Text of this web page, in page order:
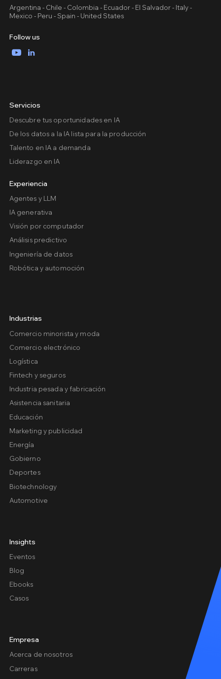
Argentina - Chile - Colombia - Ecuador - El Salvador - Italy -
Mexico - Peru - Spain - United States
Follow us
YouTubeLinkedIn
Servicios
Descubre tus oportunidades en IA
De los datos a la IA lista para la producción
Talento en IA a demanda
Liderazgo en IA
Experiencia
Agentes y LLM
IA generativa
Visión por computador
Análisis predictivo
Ingeniería de datos
Robótica y automoción
Industrias
Comercio minorista y moda
Comercio electrónico
Logística
Fintech y seguros
Industria pesada y fabricación
Asistencia sanitaria
Educación
Marketing y publicidad
Energía
Gobierno
Deportes
Biotechnology
Automotive
Insights
Eventos
Blog
Ebooks
Casos
Empresa
Acerca de nosotros
Carreras